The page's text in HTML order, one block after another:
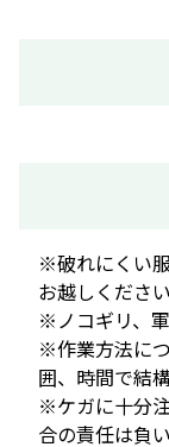
※破れにくい
お越しください
※ノコギリ、軍
※作業方法に
囲、時間で結構
※ケガに十分
合の責任は負